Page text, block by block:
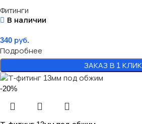
Фитинги
В наличии
340 руб.
Подробнее
ЗАКАЗ В 1 КЛИК
-20%